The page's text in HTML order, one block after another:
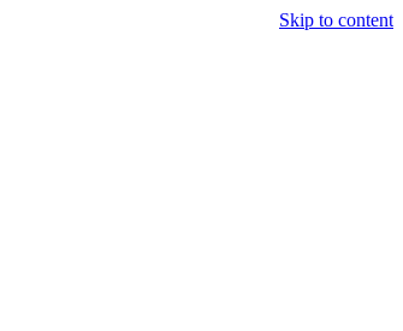
Skip to content